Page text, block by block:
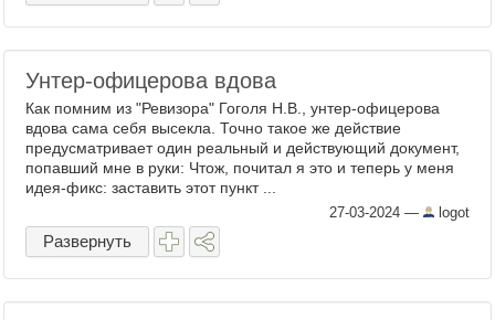
Унтер-офицерова вдова
Как помним из "Ревизора" Гоголя Н.В., унтер-офицерова
вдова сама себя высекла. Точно такое же действие
предусматривает один реальный и действующий документ,
попавший мне в руки: Чтож, почитал я это и теперь у меня
идея-фикс: заставить этот пункт ...
27-03-2024 — logot
Развернуть